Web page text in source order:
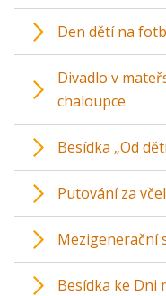
Den dětí na
Divadlo v
chaloupce
Besídka „Od
Putování za
Mezigenerační
Besídka ke Dni